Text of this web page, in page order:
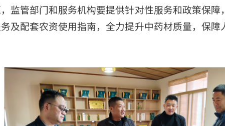
监管部门和服务机构要提供针对性服务和政策保
及配套农资使用指南，全力提升中药材质量，保